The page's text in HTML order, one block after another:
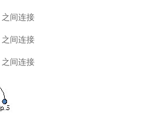
之间连接
之间连接
之间连接